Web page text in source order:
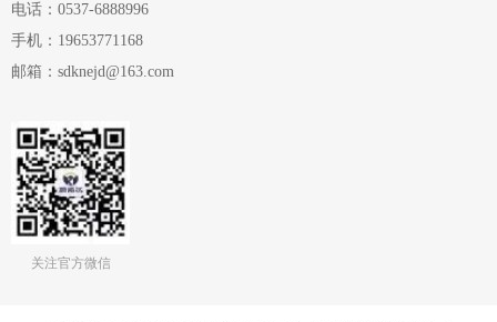
关注官方微信
电话： 0537-6888996
手机： 19653771168
邮箱： sdknejd@163.com